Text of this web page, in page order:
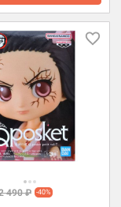
490 ₽ -40%